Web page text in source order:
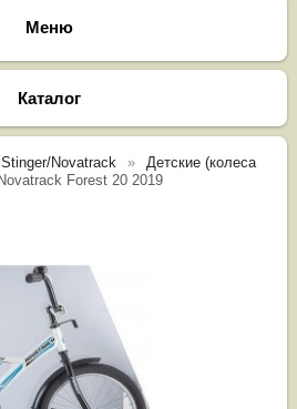
Каталог
Novatrack
Детские (колеса
Novatrack Forest 20 2019